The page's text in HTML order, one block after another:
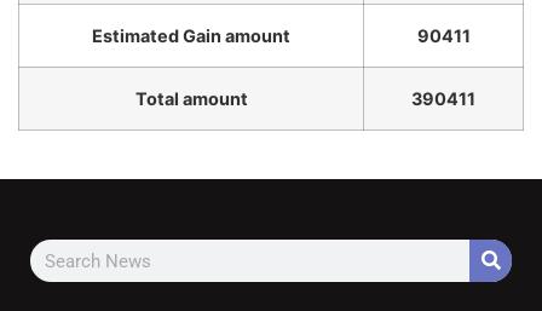
Estimated Gain amount 90411
Total amount 390411